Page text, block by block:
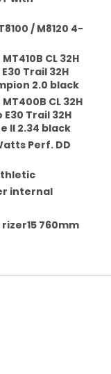
/ M8120 4-
CL 32H
Trail 32H
2.0 black
CL 32H
E30 Trail 32H
II 2.34 black
Perf. DD
internal
rizer15 760mm